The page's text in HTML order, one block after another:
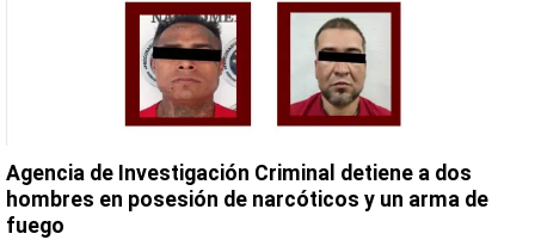
Agencia de Investigación Criminal detiene a dos
hombres en posesión de narcóticos y un arma de
fuego